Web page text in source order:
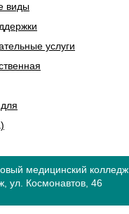
виды
услуги
медицинский
ул. Космонавтов, 46